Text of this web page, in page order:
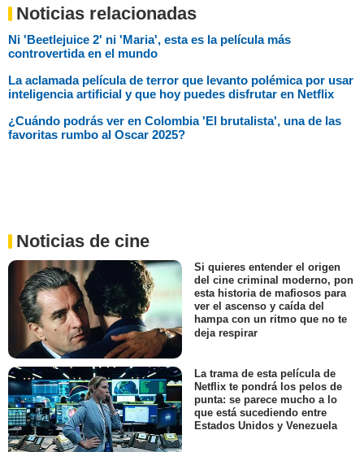
Noticias relacionadas
Ni 'Beetlejuice 2' ni 'Maria', esta es la película más
controvertida en el mundo
La aclamada película de terror que levanto polémica por usar
inteligencia artificial y que hoy puedes disfrutar en Netflix
¿Cuándo podrás ver en Colombia 'El brutalista', una de las
favoritas rumbo al Oscar 2025?
Noticias de cine
Si quieres entender el origen
del cine criminal moderno, pon
esta historia de mafiosos para
ver el ascenso y caída del
hampa con un ritmo que no te
deja respirar
La trama de esta película de
Netflix te pondrá los pelos de
punta: se parece mucho a lo
que está sucediendo entre
Estados Unidos y Venezuela